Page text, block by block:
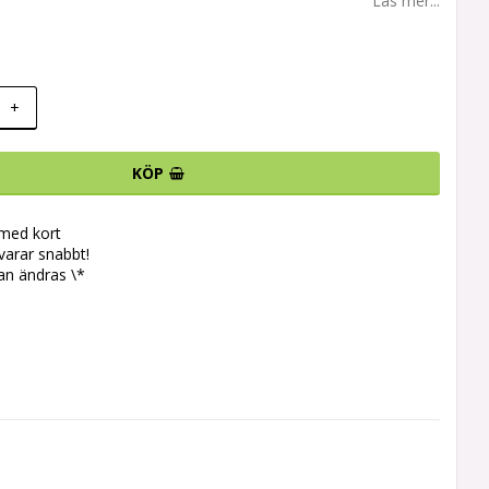
+
KÖP
kort
snabbt!
ändras \*